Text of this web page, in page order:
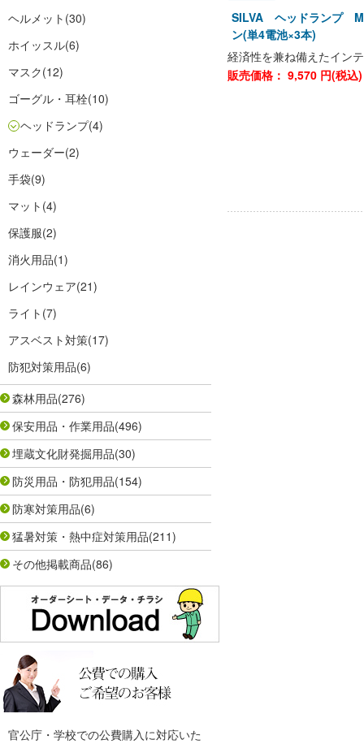
ヘルメット (30)
ホイッスル(6)
マスク(12)
ゴーグル・耳栓(10)
ヘッドランプ(4)
ウェーダー(2)
手袋(9)
マット (4)
保護服(2)
消火用品(1)
レインウェア(21)
ライト (7)
アスベスト対策(17)
防犯対策用品(6)
森林用品(276)
保安用品・作業用品(496)
埋蔵文化財発掘用品(30)
防災用品・防犯用品(154)
防寒対策用品(6)
猛暑対策・熱中症対策用品(211)
その他掲載商品(86)
官公庁・学校での公費購入に対応いた
SILVA ヘッドランプ
ン(単4電池×3本)
経済性を兼ね備えたイン
販売価格： 9,570 円(税